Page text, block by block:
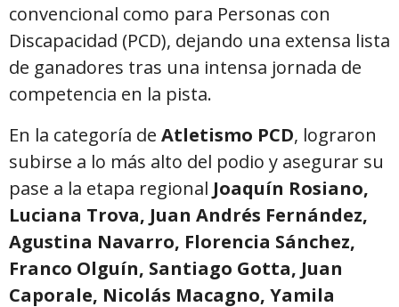
convencional como para Personas con
Discapacidad (PCD), dejando una extensa lista
de ganadores tras una intensa jornada de
competencia en la pista.
En la categoría de Atletismo PCD, lograron
subirse a lo más alto del podio y asegurar su
pase a la etapa regional Joaquín Rosiano,
Luciana Trova, Juan Andrés Fernández,
Agustina Navarro, Florencia Sánchez,
Franco Olguín, Santiago Gotta, Juan
Caporale, Nicolás Macagno, Yamila